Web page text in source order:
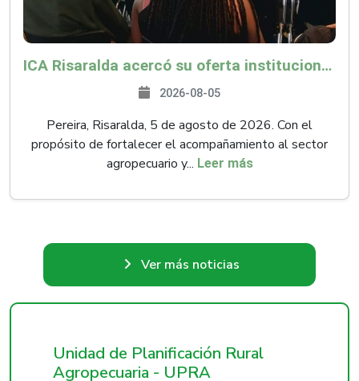
ICA Risaralda acercó su oferta institucional a productores y emprendedores en Expocamello
2026-08-05
Pereira, Risaralda, 5 de agosto de 2026. Con el
propósito de fortalecer el acompañamiento al sector
agropecuario y... Leer más
Ver más noticias
Unidad de Planificación Rural
Agropecuaria - UPRA